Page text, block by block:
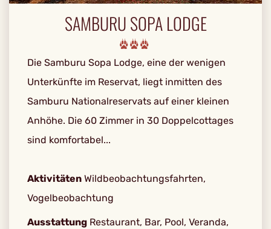
SAMBURU SOPA LODGE
Die Samburu Sopa Lodge, eine der wenigen
Unterkünfte im Reservat, liegt inmitten des
Samburu Nationalreservats auf einer kleinen
Anhöhe. Die 60 Zimmer in 30 Doppelcottages
sind komfortabel...
Aktivitäten Wildbeobachtungsfahrten,
Vogelbeobachtung
Ausstattung Restaurant, Bar, Pool, Veranda,